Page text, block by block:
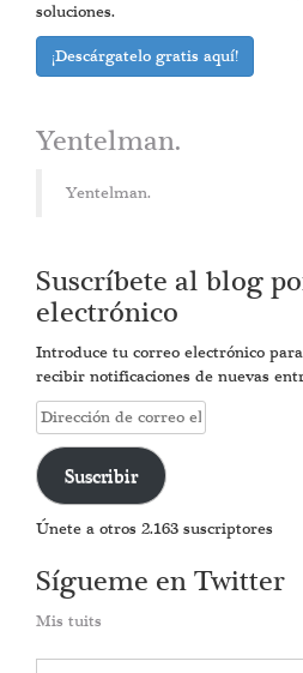
soluciones.
¡Descárgatelo gratis aquí!
Yentelman.
Yentelman.
Suscríbete al blog
electrónico
Introduce tu correo electrónico
recibir notificaciones de nuevas
Dirección
de
correo
electrónico
Suscribir
Únete a otros 2.163 suscriptores
Sígueme en Twitter
Mis tuits